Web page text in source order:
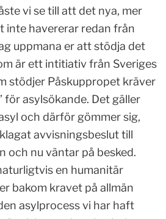
vi se till att det nya, mer
inte havererar redan från
uppmana er att stödja det
är ett intitiativ från Sveriges
stödjer Påskuppropet kräver
för asylsökande. Det gäller
och därför gömmer sig,
avvisningsbeslut till
och nu väntar på besked.
en humanitär
bakom kravet på allmän
asylprocess vi har haft